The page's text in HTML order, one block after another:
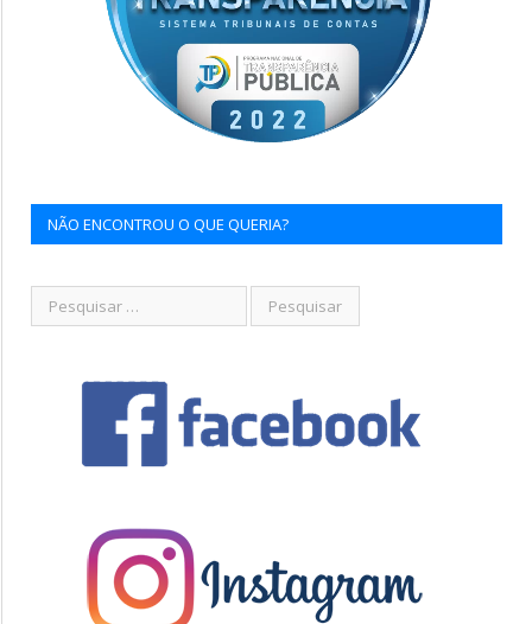
NÃO ENCONTROU O QUE QUERIA?